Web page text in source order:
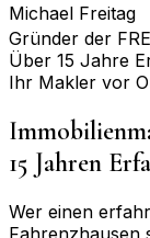
Michael Freitag
Gründer der
Über 15 Jahre
Ihr Makler vor
15 Jahren
Wer einen
Fahrenzhausen